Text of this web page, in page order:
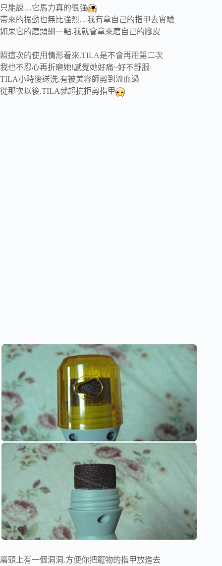
只能說…它馬力真的很強
帶來的振動也無比強烈…我有拿自己的指甲去實驗
如果它的磨頭細一點.我就會拿來磨自己的腳皮
照這次的使用情形看來.TILA是不會再用第二次
我也不忍心再折磨她!感覺她好痛~好不舒服
TILA小時後送洗.有被美容師剪到流血過
從那次以後.TILA就超抗拒剪指甲
磨頭上有一個洞洞.方便你把寵物的指甲放進去